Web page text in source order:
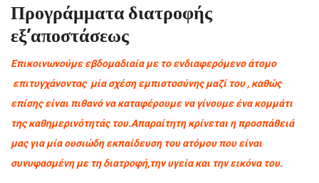
Προγράμματα διατροφής
εξ’αποστάσεως
Επικοινωνούμε εβδομαδιαία με το ενδιαφερόμενο άτομο
επιτυγχάνοντας μία σχέση εμπιστοσύνης μαζί του , καθώς
επίσης είναι πιθανό να καταφέρουμε να γίνουμε ένα κομμάτι
της καθημερινότητάς του.Απαραίτητη κρίνεται η προσπάθειά
μας για μία ουσιώδη εκπαίδευση του ατόμου που είναι
συνυφασμένη με τη διατροφή,την υγεία και την εικόνα του.